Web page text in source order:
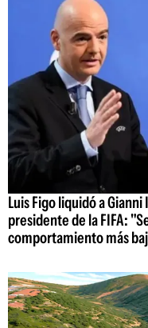
Luis Figo liquidó a
presidente de la FIFA:
comportamiento más